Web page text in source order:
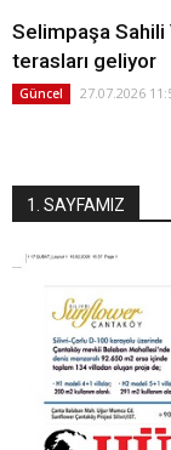
Selimpaşa Sahili
terasları geliyor
Güncel 27.07.2026
1. SAYFAMIZ